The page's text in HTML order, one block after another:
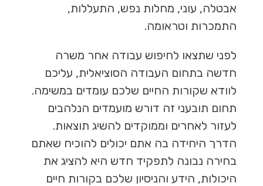
אבטלה, עוני, מחלות נפש, התעללות,
התמכרות וטראומה.
לפני שתצאו לחיפוש עבודה אחר משרה
חדשה בתחום העבודה הסוציאלית, עליכם
לוודא שקורות החיים שלכם עומדים במשימה.
תחום תובעני זה דורש מועמדים הנלהבים
לעזור לאחרים וממוקדים להשיג תוצאות.
הדרך היחידה בה אתם יכולים להוכיח שאתם
בחירה נבונה לתפקיד חדש היא להציג את
היכולות, הידע והניסיון שלכם בקורות חיים